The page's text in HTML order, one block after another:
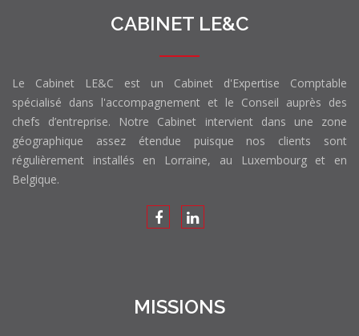
CABINET LE&C
Le Cabinet LE&C est un Cabinet d'Expertise Comptable
spécialisé dans l'accompagnement et le Conseil auprès des
chefs d’entreprise. Notre Cabinet intervient dans une zone
géographique assez étendue puisque nos clients sont
régulièrement installés en Lorraine, au Luxembourg et en
Belgique.
MISSIONS